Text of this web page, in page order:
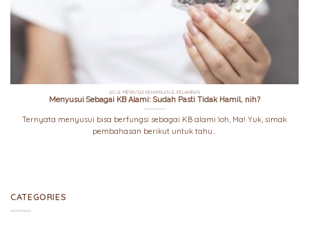
ASI & MENYUSUI KEHAMILAN & KELAHIRAN
Menyusui Sebagai KB Alami: Sudah Pasti Tidak Hamil, nih?
Ternyata menyusui bisa berfungsi sebagai KB alami loh, Ma! Yuk, simak
pembahasan berikut untuk tahu...
CATEGORIES